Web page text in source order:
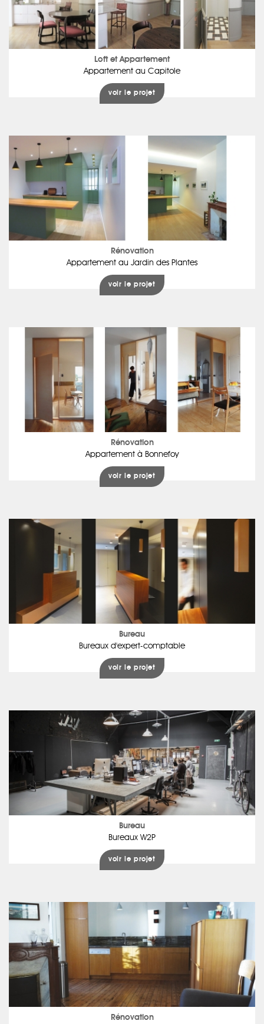
Loft et Appartement
Appartement au Capitole
voir le projet
Rénovation
Appartement au Jardin des Plantes
voir le projet
Rénovation
Appartement à Bonnefoy
voir le projet
Bureau
Bureaux d'expert-comptable
voir le projet
Bureau
Bureaux W2P
voir le projet
Rénovation